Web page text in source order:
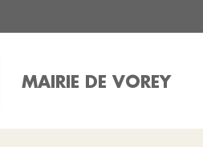
MAIRIE DE VOREY